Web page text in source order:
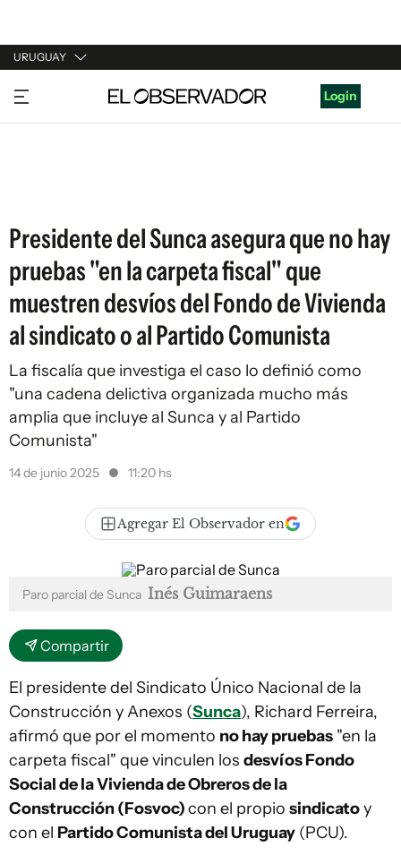
URUGUAY
URUGUAY
ARGENTINA
Login
Presidente del Sunca asegura que no hay
pruebas "en la carpeta fiscal" que
muestren desvíos del Fondo de Vivienda
al sindicato o al Partido Comunista
La fiscalía que investiga el caso lo definió como
"una cadena delictiva organizada mucho más
amplia que incluye al Sunca y al Partido
Comunista"
14 de junio 2025 11:20 hs
Agregar El Observador en
Paro parcial de Sunca Inés Guimaraens
Compartir
El presidente del Sindicato Único Nacional de la
Construcción y Anexos (Sunca), Richard Ferreira,
afirmó que por el momento no hay pruebas "en la
carpeta fiscal" que vinculen los desvíos Fondo
Social de la Vivienda de Obreros de la
Construcción (Fosvoc)con el propio sindicatoy
con el Partido Comunista del Uruguay (PCU).